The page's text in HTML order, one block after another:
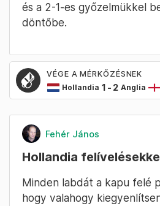
és a 2-1-es győzelmükkel
döntőbe.
VÉGE A MÉRKŐZÉSNEK
Hollandia 1 - 2 Anglia
Fehér János
Hollandia
Minden labdát a kapu felé
hogy valahogy